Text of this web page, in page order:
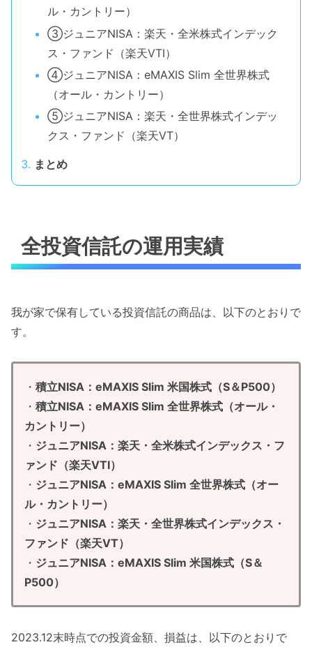
ル・カントリー）
③ジュニアNISA：楽天・全米株式インデック
ス・ファンド（楽天VTI）
④ジュニアNISA：eMAXIS Slim 全世界株式
（オール・カントリー）
⑤ジュニアNISA：楽天・全世界株式インデッ
クス・ファンド（楽天VT）
まとめ
全投資信託の運用実績
我が家で保有している投資信託の商品は、以下のとおりで
す。
・ 積立NISA：eMAXIS Slim 米国株式（S＆P500）
・ 積立NISA：eMAXIS Slim 全世界株式（オール・
カントリー）
・ ジュニアNISA：楽天・全米株式インデックス・フ
ァンド（楽天VTI）
・ ジュニアNISA：eMAXIS Slim 全世界株式（オー
ル・カントリー）
・ ジュニアNISA：楽天・全世界株式インデックス・
ファンド（楽天VT）
・ ジュニアNISA：eMAXIS Slim 米国株式（S＆
P500）
2023.12末時点での投資金額、損益は、以下のとおりで